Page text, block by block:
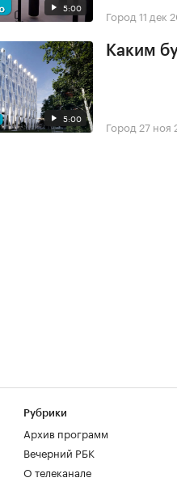
5:00 Город 11 дек
5:00
Каким
Город 27 ноя
Рубрики
Архив программ
Вечерний РБК
О телеканале